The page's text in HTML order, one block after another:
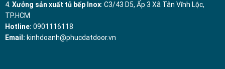
4. Xưởng sản xuất tủ bếp Inox: C3/43 D5, Ấp 3 Xã Tân Vĩnh Lộc,
TP.HCM
Hotline: 0901116118
Email: kinhdoanh@phucdatdoor.vn